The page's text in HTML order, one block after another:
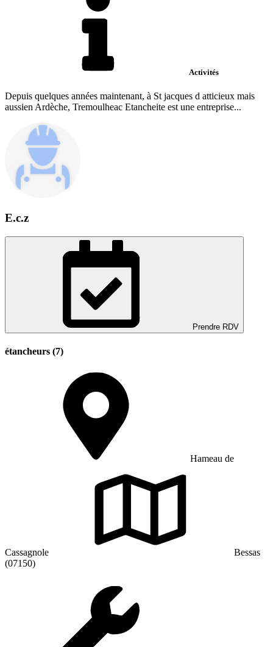
Activités
Depuis quelques années maintenant, à St jacques d atticieux mais
aussien Ardèche, Tremoulheac Etancheite est une entreprise...
E.c.z
Prendre RDV
étancheurs (7)
Hameau de
Cassagnole
Bessas
(07150)